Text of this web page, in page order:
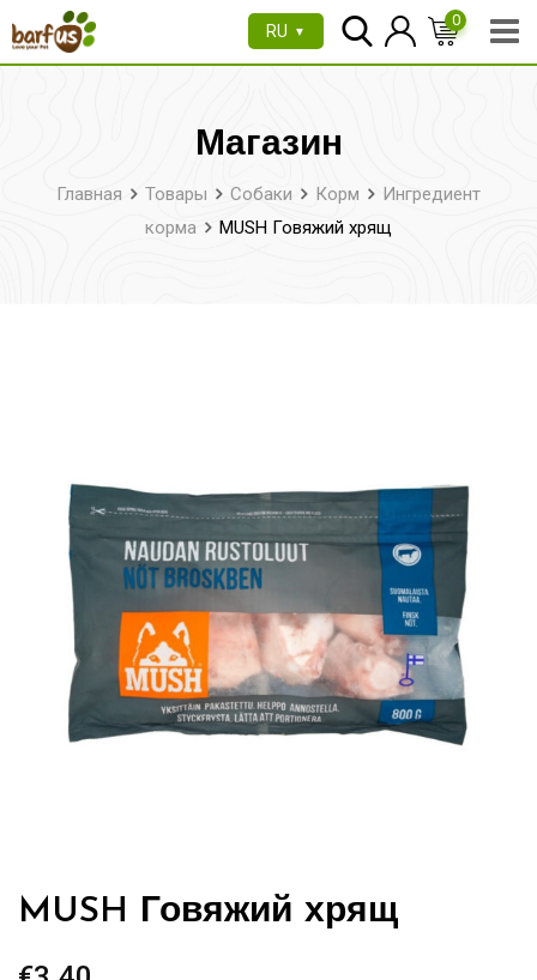
Перейти
RU ▼
0
Магазин
Главная Товары Собаки Корм
Ингредиент
корма
MUSH Говяжий хрящ
MUSH Говяжий хрящ